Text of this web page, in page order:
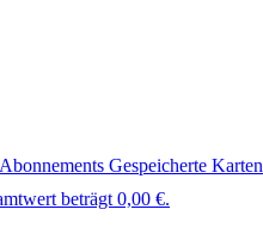
Abonnements Gespeicherte Karten
beträgt 0,00 €.